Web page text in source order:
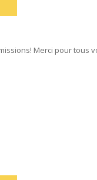
Merci pour tous